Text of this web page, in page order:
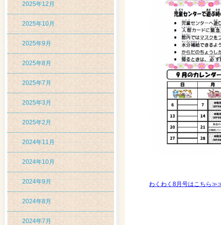
2025年12月
2025年10月
2025年9月
2025年8月
2025年7月
2025年3月
2025年2月
2024年11月
2024年10月
2024年9月
2024年8月
2024年7月
わくわく8月号はこちら